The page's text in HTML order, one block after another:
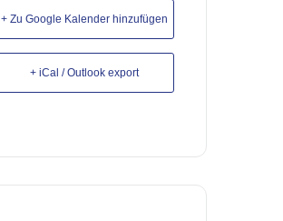
+ Zu Google Kalender hinzufügen
+ iCal / Outlook export